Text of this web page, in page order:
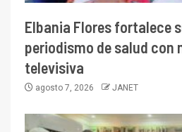
Elbania Flores fortalece
periodismo de salud con
televisiva
agosto 7, 2026 JANET